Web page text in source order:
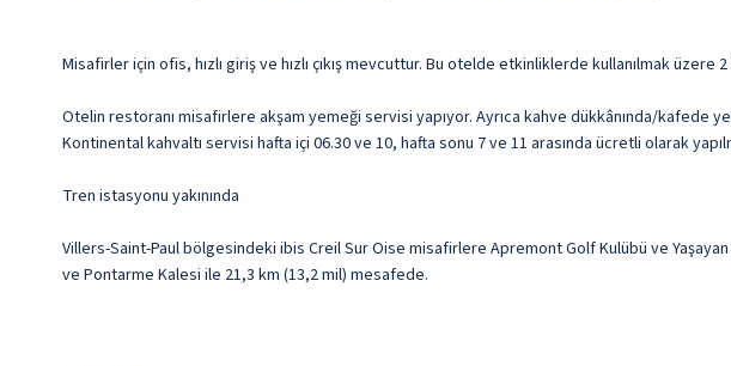
Misafirler için ofis, hızlı giriş ve hızlı çıkış mevcuttur. Bu otelde etkinliklerde kullanılmak üzere
Otelin restoranı misafirlere akşam yemeği servisi yapıyor. Ayrıca kahve dükkânında/
Kontinental kahvaltı servisi hafta içi 06.30 ve 10, hafta sonu 7 ve 11 arasında ücretli olarak
Tren istasyonu yakınında
Villers-Saint-Paul bölgesindeki ibis Creil Sur Oise misafirlere Apremont Golf Kulübü ve
ve Pontarme Kalesi ile 21,3 km (13,2 mil) mesafede.